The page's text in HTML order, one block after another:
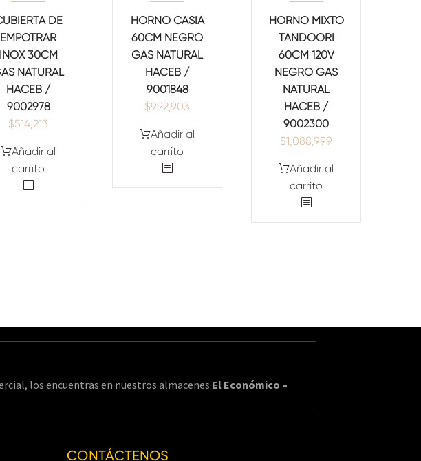
DE
EMPOTRAR
INOX 30CM
NATURAL
HACEB /
9002978
$514,213
Añadir al
carrito
HORNO CASIA
60CM NEGRO
GAS NATURAL
HACEB /
9001848
$992,903
Añadir al
carrito
HORNO MIXTO
TANDOORI
60CM 120V
NEGRO GAS
NATURAL
HACEB /
9002300
$1,088,999
Añadir al
carrito
los encuentras en nuestros almacenes El Económico –
CONTÁCTENOS